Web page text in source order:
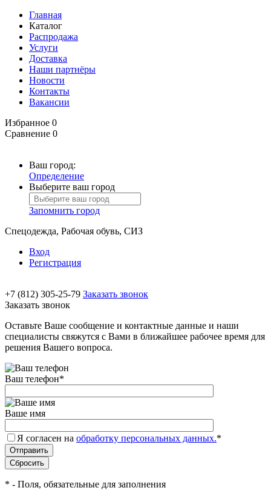
Главная
Каталог
Распродажа
Услуги
Доставка
Наши партнёры
Новости
Контакты
Вакансии
Избранное 0
Сравнение 0
Ваш город:
Определение
Выберите ваш город
Запомнить город
Спецодежда, Рабочая обувь, СИЗ
Вход
Регистрация
+7 (812) 305-25-79 Заказать звонок
Заказать звонок
Оставьте Ваше сообщение и контактные данные и наши
специалисты свяжутся с Вами в ближайшее рабочее время для
решения Вашего вопроса.
Ваш телефон*
Ваше имя
Я согласен на обработку персональных данных.*
* - Поля, обязательные для заполнения